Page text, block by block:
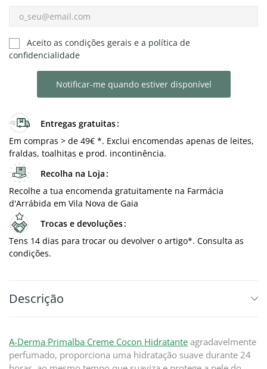
Aceito as condições gerais e a política de
confidencialidade
Notificar-me quando estiver disponível
Entregas gratuitas
Em compras > de 49€ *. Exclui encomendas apenas de leites,
fraldas, toalhitas e prod. incontinência.
Recolha na Loja
Recolhe a tua encomenda gratuitamente na Farmácia
d'Arrábida em Vila Nova de Gaia
Trocas e devoluções
Tens 14 dias para trocar ou devolver o artigo*. Consulta as
condições.
Descrição
A-Derma Primalba Creme Cocon Hidratante agradavelmente
perfumado, proporciona uma hidratação suave durante 24